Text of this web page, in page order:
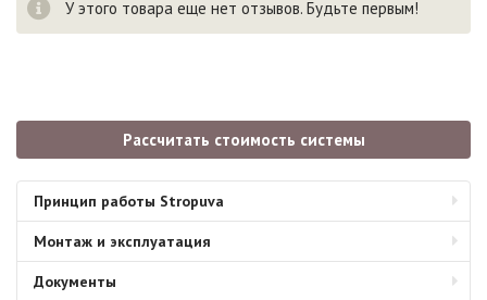
У этого товара еще нет отзывов. Будьте первым!
Рассчитать стоимость системы
Принцип работы Stropuva
Монтаж и эксплуатация
Документы